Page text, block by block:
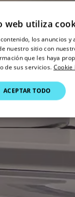
web utiliza
los anuncios
nuestro sitio con
que les haya
de sus servicios. Cookie
ACEPTAR TODO